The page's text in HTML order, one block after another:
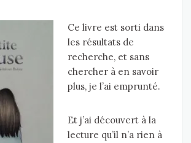
Ce livre est sorti dans
les résultats de
recherche, et sans
chercher à en savoir
plus, je l’ai emprunté.
Et j’ai découvert à la
lecture qu’il n’a rien à